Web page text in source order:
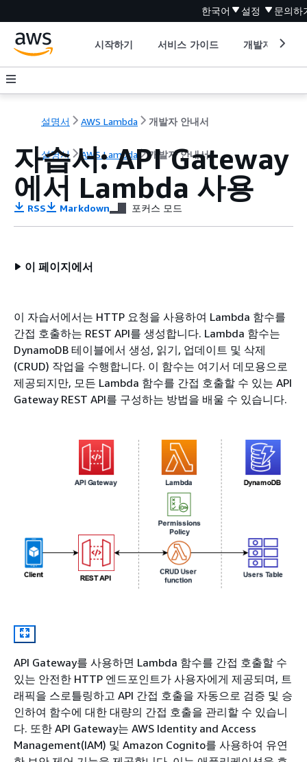
한국어 설정 문의하
시작하기 서비스 가이드 개발자 도구
설명서 AWS Lambda 개발자 안내서
설명서 AWS Lambda 개발자 안내서
자습서: API Gateway
에서 Lambda 사용
RSS Markdown 포커스 모드
이 페이지에서
이 자습서에서는 HTTP 요청을 사용하여 Lambda 함수를
간접 호출하는 REST API를 생성합니다. Lambda 함수는
DynamoDB 테이블에서 생성, 읽기, 업데이트 및 삭제
(CRUD) 작업을 수행합니다. 이 함수는 여기서 데모용으로
제공되지만, 모든 Lambda 함수를 간접 호출할 수 있는 API
Gateway REST API를 구성하는 방법을 배울 수 있습니다.
API Gateway를 사용하면 Lambda 함수를 간접 호출할 수
있는 안전한 HTTP 엔드포인트가 사용자에게 제공되며, 트
래픽을 스로틀링하고 API 간접 호출을 자동으로 검증 및 승
인하여 함수에 대한 대량의 간접 호출을 관리할 수 있습니
다. 또한 API Gateway는 AWS Identity and Access
Management(IAM) 및 Amazon Cognito를 사용하여 유연